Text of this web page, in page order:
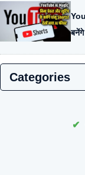
Categories